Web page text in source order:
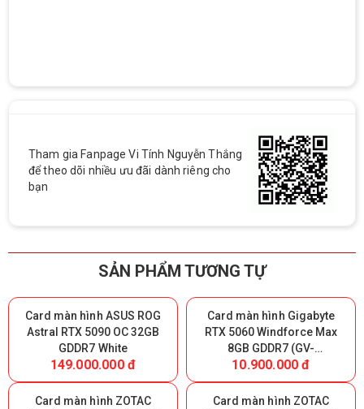
Tham gia Fanpage Vi Tính Nguyễn Thắng
để theo dõi nhiều ưu đãi dành riêng cho
bạn
SẢN PHẨM TƯƠNG TỰ
Card màn hình ASUS ROG
Astral RTX 5090 OC 32GB
GDDR7 White
149.000.000 đ
Card màn hình Gigabyte
RTX 5060 Windforce Max
8GB GDDR7 (GV-
N5060WF2MAX-OC 8GD)
10.900.000 đ
Card màn hình ZOTAC
Card màn hình ZOTAC